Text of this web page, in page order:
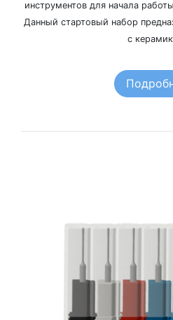
инструментов для начала
Данный стартовый набор
с